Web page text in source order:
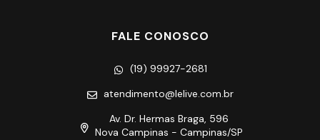
FALE CONOSCO
(19) 99927-2681
atendimento@lelive.com.br
Av. Dr. Hermas Braga, 596
Nova Campinas - Campinas/SP